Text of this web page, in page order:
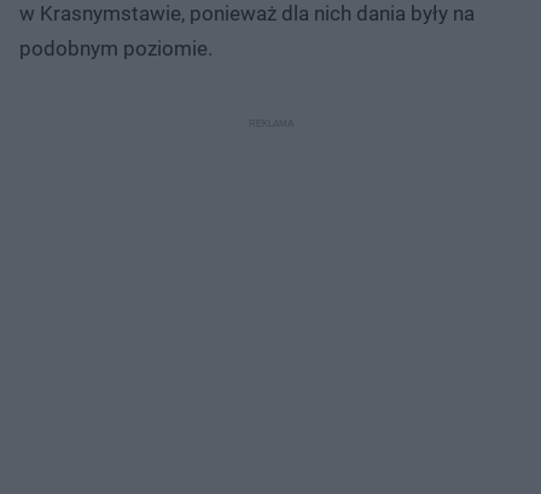
w Krasnymstawie, ponieważ dla nich dania były na
podobnym poziomie.